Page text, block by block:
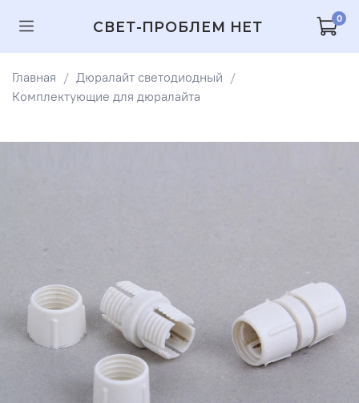
СВЕТ-ПРОБЛЕМ НЕТ 0
Главная
Дюралайт светодиодный
Комплектующие для дюралайта